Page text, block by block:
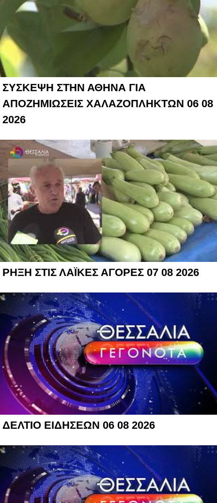
ΣΥΣΚΕΨΗ ΣΤΗΝ ΑΘΗΝΑ ΓΙΑ
ΑΠΟΖΗΜΙΩΣΕΙΣ ΧΑΛΑΖΟΠΛΗΚΤΩΝ 06 08
2026
ΡΗΞΗ ΣΤΙΣ ΛΑΪΚΕΣ ΑΓΟΡΕΣ 07 08 2026
ΔΕΛΤΙΟ ΕΙΔΗΣΕΩΝ 06 08 2026